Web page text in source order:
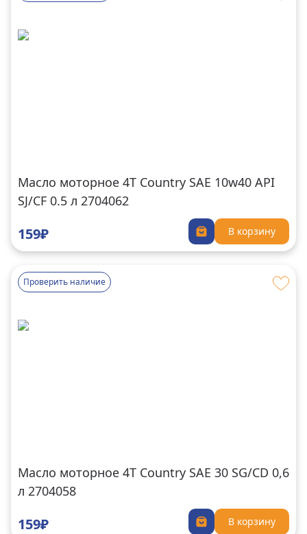
Масло моторное 4Т Country SAE 10w40 API
SJ/CF 0.5 л 2704062
159₽ В корзину
Проверить наличие
Масло моторное 4Т Country SAE 30 SG/CD 0,6
л 2704058
159₽ В корзину